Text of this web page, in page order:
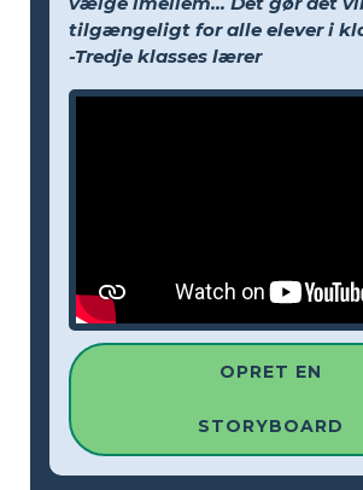
tilgængeligt for alle elever i
-Tredje klasses lærer
OPRET EN
STORYBOARD